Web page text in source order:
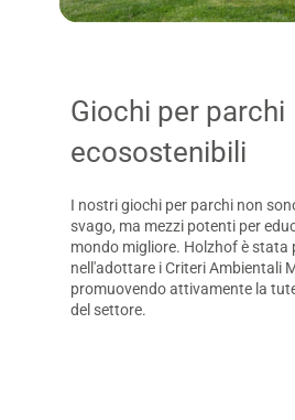
Giochi per parchi
ecosostenibili
I nostri giochi per parchi non
svago, ma mezzi potenti per
mondo migliore. Holzhof è stata
nell'adottare i Criteri Ambientali
promuovendo attivamente la
del settore.